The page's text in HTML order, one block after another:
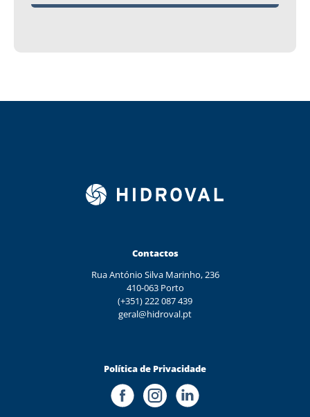
Contactos
Rua António Silva Marinho, 236
410-063 Porto
(+351) 222 087 439
geral@hidroval.pt
Política de Privacidade